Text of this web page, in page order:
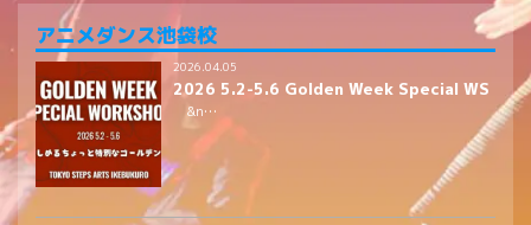
アニメダンス池袋校
2026.04.05
2026 5.2-5.6 Golden Week Special WS
&n…